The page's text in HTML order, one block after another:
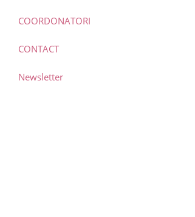
COORDONATORI
CONTACT
Newsletter